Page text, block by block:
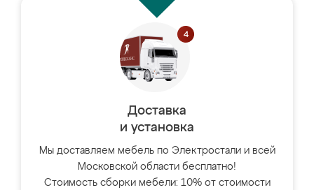
Доставка
и установка
Мы доставляем мебель по Электростали и всей
Московской области бесплатно!
Стоимость сборки мебели: 10% от стоимости